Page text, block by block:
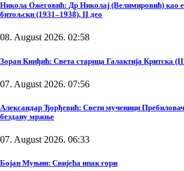
Никола Ожеговић: Др Николај (Велимировић) као
битољски (1931–1938), II део
08. August 2026. 02:58
Зоран Кинђић: Света старица Галактија Критска
07. August 2026. 07:56
Александар Ђорђевић: Свети мученици
бездану мржње
07. August 2026. 06:33
Бојан Муњин: Свијећа ипак гори